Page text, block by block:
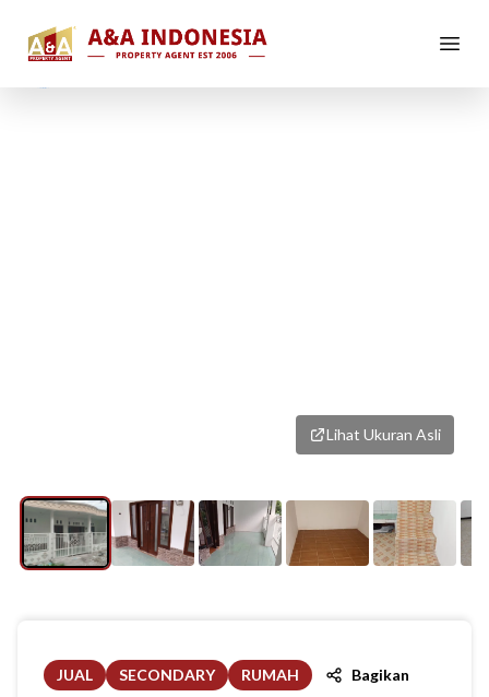
Lihat Ukuran Asli
JUAL SECONDARY RUMAH Bagikan